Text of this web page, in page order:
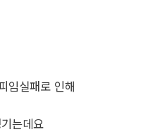
임실패로 인해
는데요